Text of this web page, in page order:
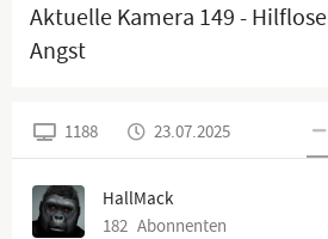
Aktuelle Kamera 149 - Hilflose
Angst
1188 23.07.2025
HallMack
182 Abonnenten